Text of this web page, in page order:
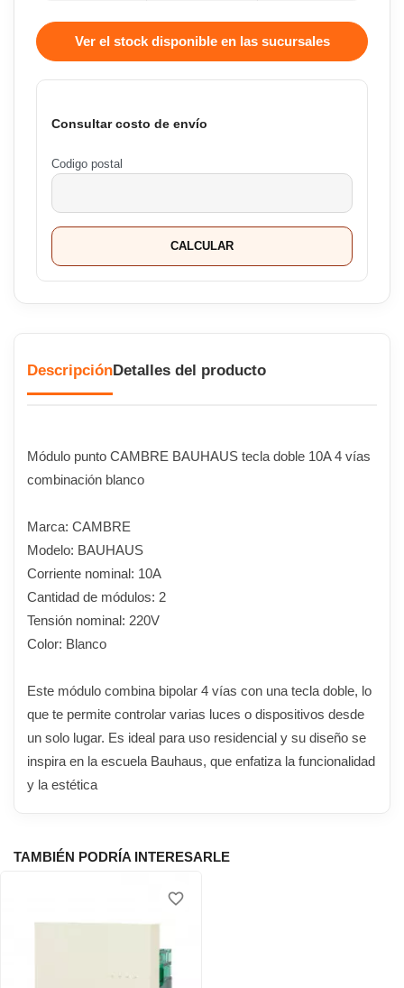
Ver el stock disponible en las sucursales
Consultar costo de envío
Codigo postal
CALCULAR
DescripciónDetalles del producto
Módulo punto CAMBRE BAUHAUS tecla doble 10A 4 vías
combinación blanco
Marca: CAMBRE
Modelo: BAUHAUS
Corriente nominal: 10A
Cantidad de módulos: 2
Tensión nominal: 220V
Color: Blanco
Este módulo combina bipolar 4 vías con una tecla doble, lo
que te permite controlar varias luces o dispositivos desde
un solo lugar. Es ideal para uso residencial y su diseño se
inspira en la escuela Bauhaus, que enfatiza la funcionalidad
y la estética
TAMBIÉN PODRÍA INTERESARLE
favorite_border